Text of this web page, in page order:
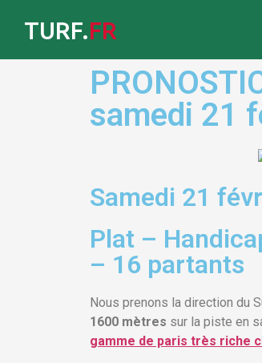
TURF.FR
samedi 21
Samedi 21
Plat –
– 16 partants
Nous prenons la direction du
1600 mètres sur la piste en
gamme de paris très riche